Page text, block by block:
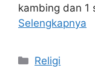
kambing dan 1
Selengkapnya
Kategori
Religi